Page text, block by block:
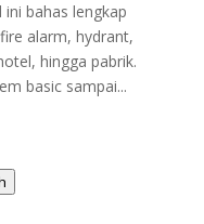
bahas lengkap
alarm, hydrant,
hingga pabrik.
basic sampai...